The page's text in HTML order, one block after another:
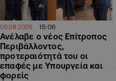
06.08.2026 15:06
Ανέλαβε ο νέος Επίτροπος
Περιβάλλοντος,
προτεραιότητά του οι
επαφές με Υπουργεία και
φορείς